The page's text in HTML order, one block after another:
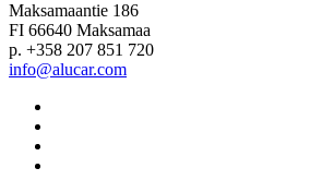
Maksamaantie 186
FI 66640 Maksamaa
p. +358 207 851 720
info@alucar.com